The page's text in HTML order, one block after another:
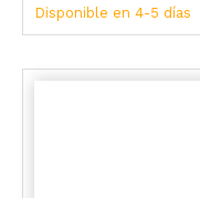
Disponible en 4-5 días